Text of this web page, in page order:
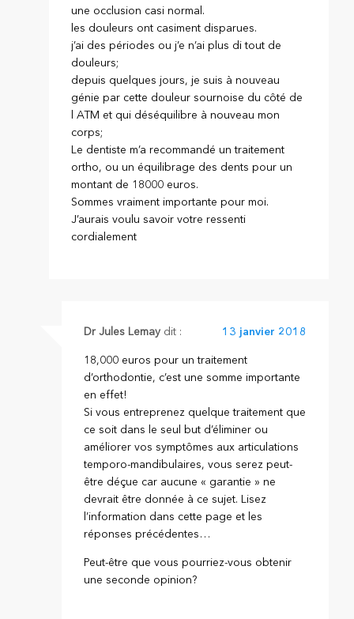
une occlusion casi normal.
les douleurs ont casiment disparues.
j’ai des périodes ou j’e n’ai plus di tout de
douleurs;
depuis quelques jours, je suis à nouveau
génie par cette douleur sournoise du côté de
l ATM et qui déséquilibre à nouveau mon
corps;
Le dentiste m’a recommandé un traitement
ortho, ou un équilibrage des dents pour un
montant de 18000 euros.
Sommes vraiment importante pour moi.
J’aurais voulu savoir votre ressenti
cordialement
Dr Jules Lemay dit : 13 janvier 2018
18,000 euros pour un traitement
d’orthodontie, c’est une somme importante
en effet!
Si vous entreprenez quelque traitement que
ce soit dans le seul but d’éliminer ou
améliorer vos symptômes aux articulations
temporo-mandibulaires, vous serez peut-
être déçue car aucune « garantie » ne
devrait être donnée à ce sujet. Lisez
l’information dans cette page et les
réponses précédentes…
Peut-être que vous pourriez-vous obtenir
une seconde opinion?